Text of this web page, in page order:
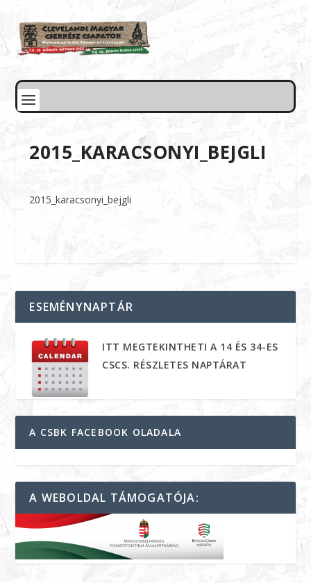
2015_KARACSONYI_BEJGLI
2015_karacsonyi_bejgli
ESEMÉNYNAPTÁR
ITT MEGTEKINTHETI A 14 ÉS 34-ES
CSCS. RÉSZLETES NAPTÁRAT
A CSBK FACEBOOK OLADALA
A WEBOLDAL TÁMOGATÓJA: